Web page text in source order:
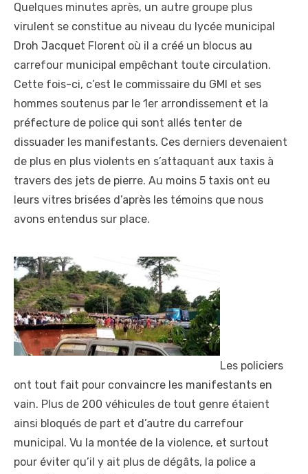
Quelques minutes après, un autre groupe plus
virulent se constitue au niveau du lycée municipal
Droh Jacquet Florent où il a créé un blocus au
carrefour municipal empêchant toute circulation.
Cette fois-ci, c’est le commissaire du GMI et ses
hommes soutenus par le 1er arrondissement et la
préfecture de police qui sont allés tenter de
dissuader les manifestants. Ces derniers devenaient
de plus en plus violents en s’attaquant aux taxis à
travers des jets de pierre. Au moins 5 taxis ont eu
leurs vitres brisées d’après les témoins que nous
avons entendus sur place.
Les policiers
ont tout fait pour convaincre les manifestants en
vain. Plus de 200 véhicules de tout genre étaient
ainsi bloqués de part et d’autre du carrefour
municipal. Vu la montée de la violence, et surtout
pour éviter qu’il y ait plus de dégâts, la police a